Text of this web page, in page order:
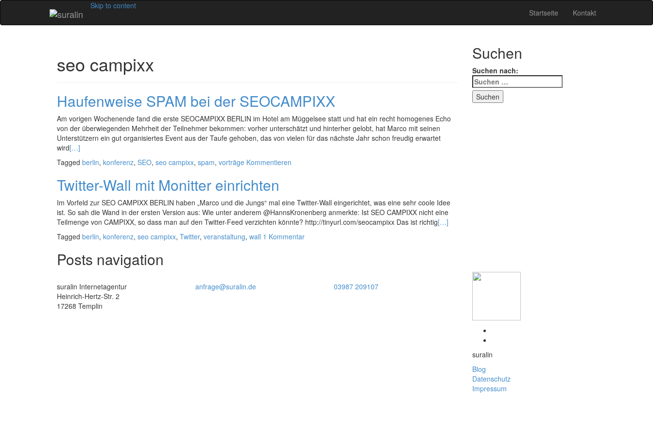
Skip to content
Startseite Kontakt
seo campixx
Haufenweise SPAM bei der SEOCAMPIXX
Am vorigen Wochenende fand die erste SEOCAMPIXX BERLIN im Hotel am Müggelsee statt und hat ein recht homogenes Echo
von der überwiegenden Mehrheit der Teilnehmer bekommen: vorher unterschätzt und hinterher gelobt, hat Marco mit seinen
Unterstützern ein gut organisiertes Event aus der Taufe gehoben, das von vielen für das nächste Jahr schon freudig erwartet
wird[…]
Tagged berlin, konferenz, SEO, seo campixx, spam, vorträge Kommentieren
Twitter-Wall mit Monitter einrichten
Im Vorfeld zur SEO CAMPIXX BERLIN haben „Marco und die Jungs“ mal eine Twitter-Wall eingerichtet, was eine sehr coole Idee
ist. So sah die Wand in der ersten Version aus: Wie unter anderem @HannsKronenberg anmerkte: Ist SEO CAMPIXX nicht eine
Teilmenge von CAMPIXX, so dass man auf den Twitter-Feed verzichten könnte? http://tinyurl.com/seocampixx Das ist richtig[…]
Tagged berlin, konferenz, seo campixx, Twitter, veranstaltung, wall 1 Kommentar
Posts navigation
Suchen
Suchen nach:
suralin Internetagentur
Heinrich-Hertz-Str. 2
17268 Templin
anfrage@suralin.de 03987 209107
suralin
Blog
Datenschutz
Impressum